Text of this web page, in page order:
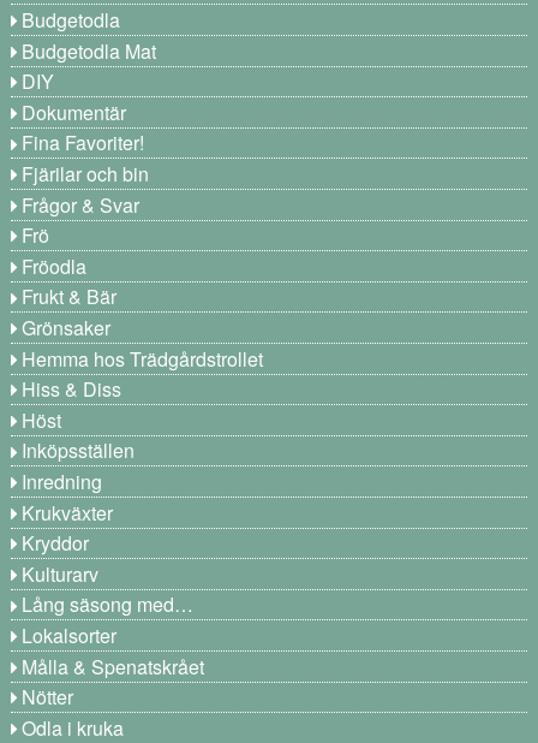
Budgetodla
Budgetodla Mat
DIY
Dokumentär
Fina Favoriter!
Fjärilar och bin
Frågor & Svar
Frö
Fröodla
Frukt & Bär
Grönsaker
Hemma hos Trädgårdstrollet
Hiss & Diss
Höst
Inköpsställen
Inredning
Krukväxter
Kryddor
Kulturarv
Lång säsong med…
Lokalsorter
Målla & Spenatskrået
Nötter
Odla i kruka